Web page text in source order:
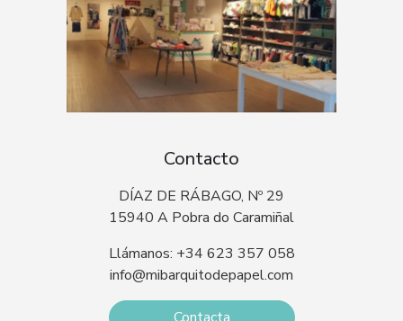
Contacto
DÍAZ DE RÁBAGO, Nº 29
15940 A Pobra do Caramiñal
Llámanos: +34 623 357 058
info@mibarquitodepapel.com